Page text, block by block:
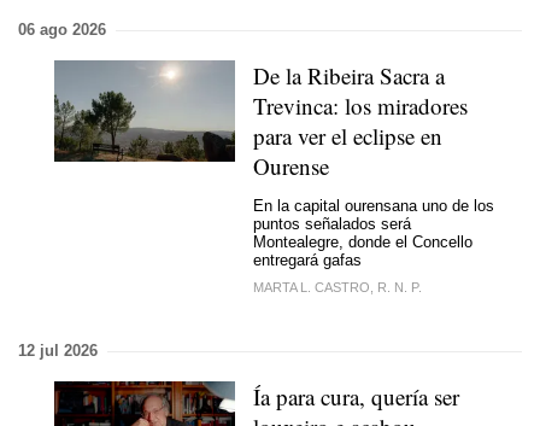
06 ago 2026
De la Ribeira Sacra a
Trevinca: los miradores
para ver el eclipse en
Ourense
En la capital ourensana uno de los
puntos señalados será
Montealegre, donde el Concello
entregará gafas
MARTA L. CASTRO, R. N. P.
12 jul 2026
Ía para cura, quería ser